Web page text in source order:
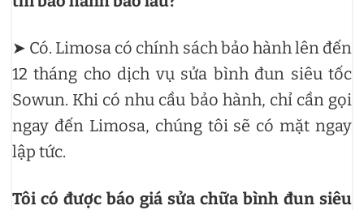
➤ Có. Limosa có chính sách bảo hành lên đến
12 tháng cho dịch vụ sửa bình đun siêu tốc
Sowun. Khi có nhu cầu bảo hành, chỉ cần gọi
ngay đến Limosa, chúng tôi sẽ có mặt ngay
lập tức.
Tôi có được báo giá sửa chữa bình đun siêu